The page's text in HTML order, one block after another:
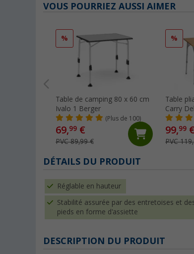
VOUS POURRIEZ AUSSI AIMER
%
Table de camping 80 x 60 cm
Ivalo 1 Berger
(Plus de 100)
69,99 €
PVC 89,99 €
%
Table
Carry
99,99 €
PVC
DÉTAILS DU PRODUIT
Réglable en hauteur
Stabilité assurée par des entretoises et
pieds en forme d'assiette
DESCRIPTION DU PRODUIT